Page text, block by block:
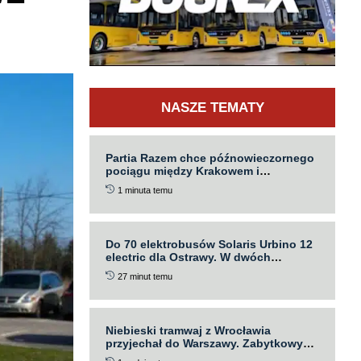
NASZE TEMATY
Partia Razem chce późnowieczornego
pociągu między Krakowem i
Katowicami. Powstała petycja do
władz obu województw
1 minuta temu
Do 70 elektrobusów Solaris Urbino 12
electric dla Ostrawy. W dwóch
wersjach
27 minut temu
Niebieski tramwaj z Wrocławia
przyjechał do Warszawy. Zabytkowy
105Na wyjedzie na linię 36